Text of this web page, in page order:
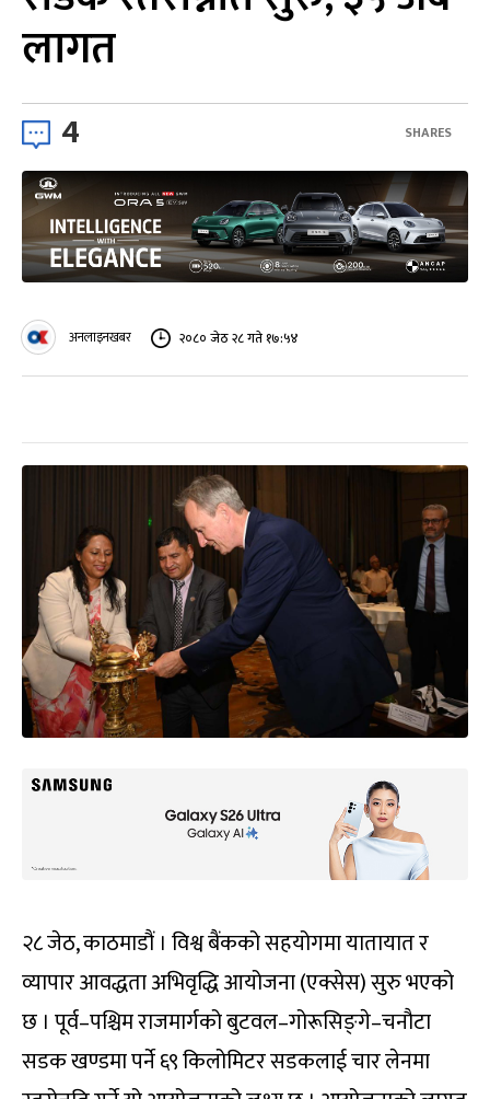
लागत
4 SHARES
अनलाइनखबर २०८० जेठ २८ गते १७:५४
२८ जेठ, काठमाडौं । विश्व बैंकको सहयोगमा यातायात र
व्यापार आवद्धता अभिवृद्धि आयोजना (एक्सेस) सुरु भएको
छ । पूर्व–पश्चिम राजमार्गको बुटवल–गोरूसिङ्‍गे–चनौटा
सडक खण्डमा पर्ने ६९ किलोमिटर सडकलाई चार लेनमा